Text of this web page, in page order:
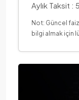
Aylık Taksit :
Not: Güncel
bilgi almak için